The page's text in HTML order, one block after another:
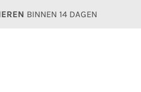
BINNEN 14 DAGEN